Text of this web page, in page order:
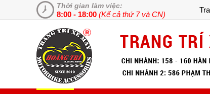
Thời gian làm việc:
8:00 - 18:00 (Kể cả thứ 7 và CN)